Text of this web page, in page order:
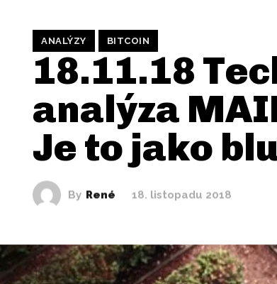
ANALÝZY BITCOIN
18.11.18
analýza
Je to jako
By René 18. listopadu 2018